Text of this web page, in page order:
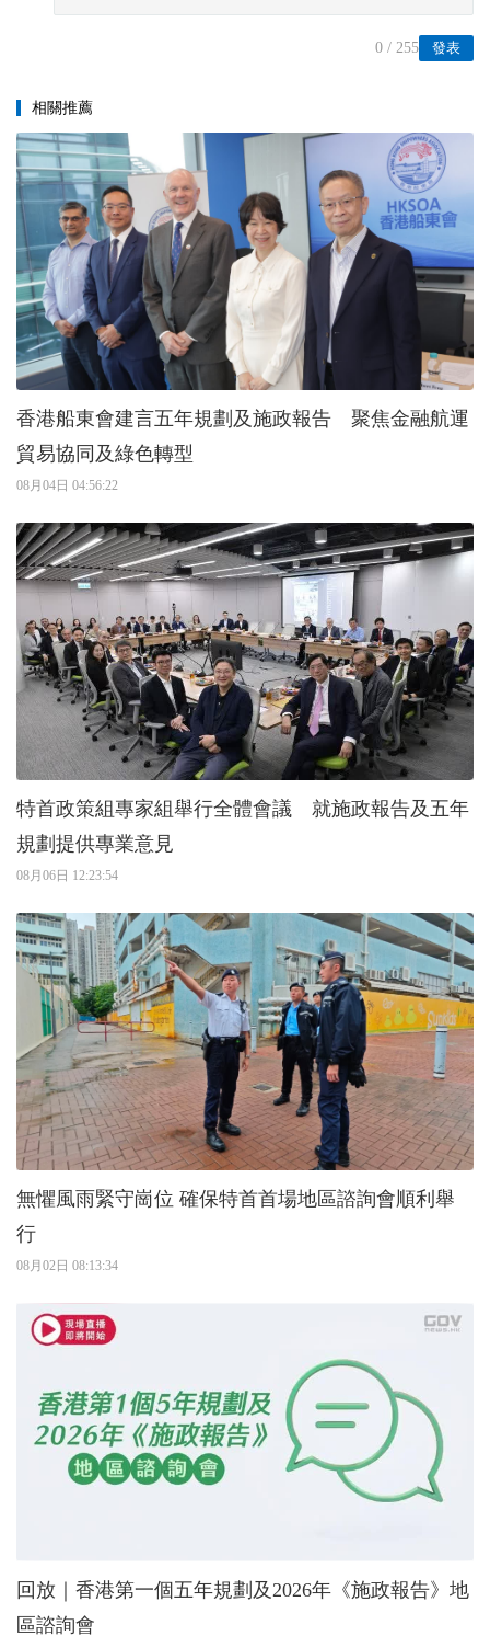
發表
0 / 255
相關推薦
香港船東會建言五年規劃及施政報告 聚焦金融航運
貿易協同及綠色轉型
08月04日 04:56:22
特首政策組專家組舉行全體會議 就施政報告及五年
規劃提供專業意見
08月06日 12:23:54
無懼風雨緊守崗位 確保特首首場地區諮詢會順利舉
行
08月02日 08:13:34
回放｜香港第一個五年規劃及2026年《施政報告》地
區諮詢會